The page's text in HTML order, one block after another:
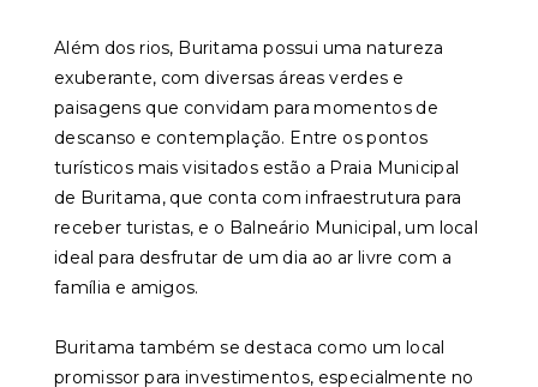
Além dos rios, Buritama possui uma natureza
exuberante, com diversas áreas verdes e
paisagens que convidam para momentos de
descanso e contemplação. Entre os pontos
turísticos mais visitados estão a Praia Municipal
de Buritama, que conta com infraestrutura para
receber turistas, e o Balneário Municipal, um local
ideal para desfrutar de um dia ao ar livre com a
família e amigos.
Buritama também se destaca como um local
promissor para investimentos, especialmente no